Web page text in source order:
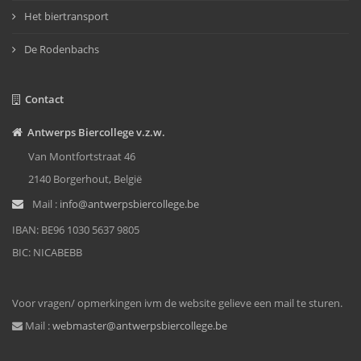
Het biertransport
De Rodenbachs
Contact
Antwerps Biercollege v.z.w.
Van Montfortstraat 46
2140 Borgerhout, België
Mail : info@antwerpsbiercollege.be
IBAN: BE96 1030 5637 9805
BIC: NICABEBB
Voor vragen/ opmerkingen ivm de website gelieve een mail te sturen.
Mail :webmaster@antwerpsbiercollege.be